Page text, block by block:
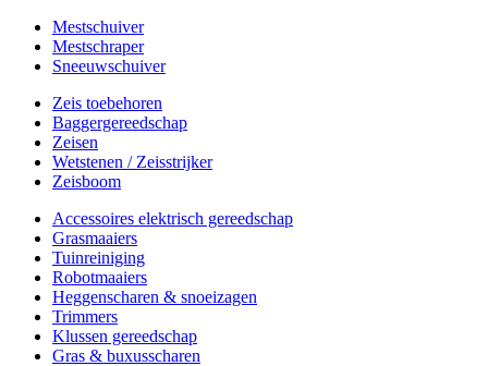
Mestschuiver
Mestschraper
Sneeuwschuiver
Zeis toebehoren
Baggergereedschap
Zeisen
Wetstenen / Zeisstrijker
Zeisboom
Accessoires elektrisch gereedschap
Grasmaaiers
Tuinreiniging
Robotmaaiers
Heggenscharen & snoeizagen
Trimmers
Klussen gereedschap
Gras & buxusscharen